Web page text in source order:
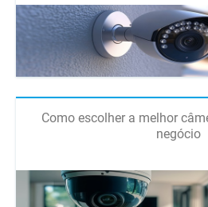
Como escolher a melhor
negócio